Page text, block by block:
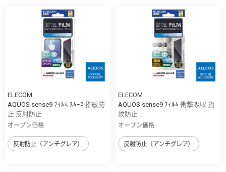
ELECOM
AQUOS sense9 ﾌｨﾙﾑ ｽﾑｰｽ 指紋防
止 反射防止
オープン価格
反射防止（アンチグレア）
ELECOM
AQUOS sense9 ﾌｨﾙﾑ 衝撃吸収 指
紋防止 ...
オープン価格
反射防止（アンチグレア）